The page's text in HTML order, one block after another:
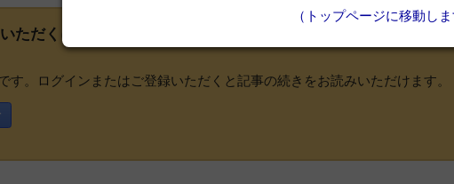
ただくには、
す。ログインまたはご登録いただくと記事の続きをお読みいただけます。
（トップページに移動しま